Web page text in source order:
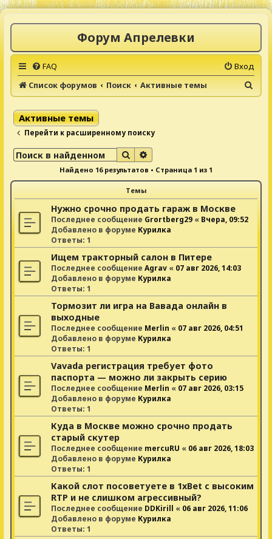
Форум Апрелевки
FAQ
Вход
Список форумов
Поиск Активные темы
о
Активные темы
Перейти к расширенному поиску
Поиск
Найдено 16 результатов • Страница 1 из 1
Темы
Нужно срочно продать гараж в Москве
Последнее сообщение Grortberg29 « Вчера, 09:52
Добавлено в форуме Курилка
Ответы: 1
Ищем тракторный салон в Питере
Последнее сообщение Agrav « 07 авг 2026, 14:03
Добавлено в форуме Курилка
Ответы: 1
Тормозит ли игра на Вавада онлайн в
выходные
Последнее сообщение Merlin « 07 авг 2026, 04:51
Добавлено в форуме Курилка
Ответы: 1
Vavada регистрация требует фото
паспорта — можно ли закрыть серию
Последнее сообщение Merlin « 07 авг 2026, 03:15
Добавлено в форуме Курилка
Ответы: 1
Куда в Москве можно срочно продать
старый скутер
Последнее сообщение mercuRU « 06 авг 2026, 18:03
Добавлено в форуме Курилка
Ответы: 1
Какой слот посоветуете в 1xBet с высоким
RTP и не слишком агрессивный?
Последнее сообщение DDKirill « 06 авг 2026, 11:06
Добавлено в форуме Курилка
Ответы: 1